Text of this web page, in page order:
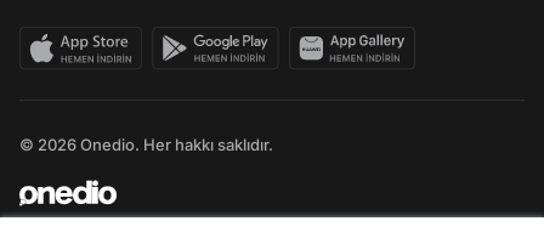
© 2026 Onedio. Her hakkı saklıdır.